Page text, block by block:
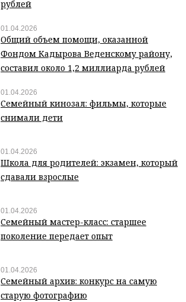
рублей
01.04.2026
Общий объем помощи, оказанной
Фондом Кадырова Веденскому району,
составил около 1,2 миллиарда рублей
01.04.2026
Семейный кинозал: фильмы, которые
снимали дети
01.04.2026
Школа для родителей: экзамен, который
сдавали взрослые
01.04.2026
Семейный мастер-класс: старшее
поколение передает опыт
01.04.2026
Семейный архив: конкурс на самую
старую фотографию